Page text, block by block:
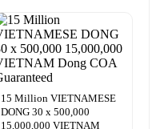
15 Million VIETNAMESE
DONG 30 x 500,000
15,000,000 VIETNAM